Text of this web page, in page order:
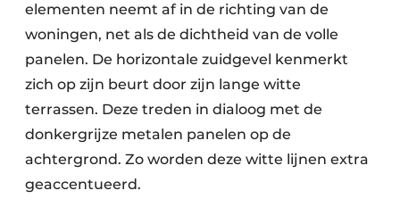
elementen neemt af in de richting van de
woningen, net als de dichtheid van de volle
panelen. De horizontale zuidgevel kenmerkt
zich op zijn beurt door zijn lange witte
terrassen. Deze treden in dialoog met de
donkergrijze metalen panelen op de
achtergrond. Zo worden deze witte lijnen extra
geaccentueerd.